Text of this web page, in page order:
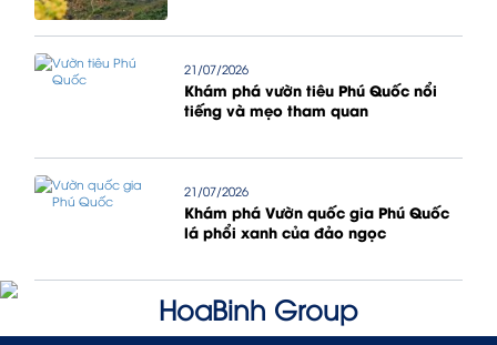
21/07/2026
Khám phá vườn tiêu Phú Quốc nổi
tiếng và mẹo tham quan
21/07/2026
Khám phá Vườn quốc gia Phú Quốc
lá phổi xanh của đảo ngọc